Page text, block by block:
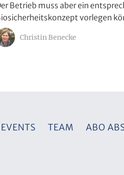
Betrieb muss aber ein
vorlegen
Christin Benecke
EVENTS TEAM ABO